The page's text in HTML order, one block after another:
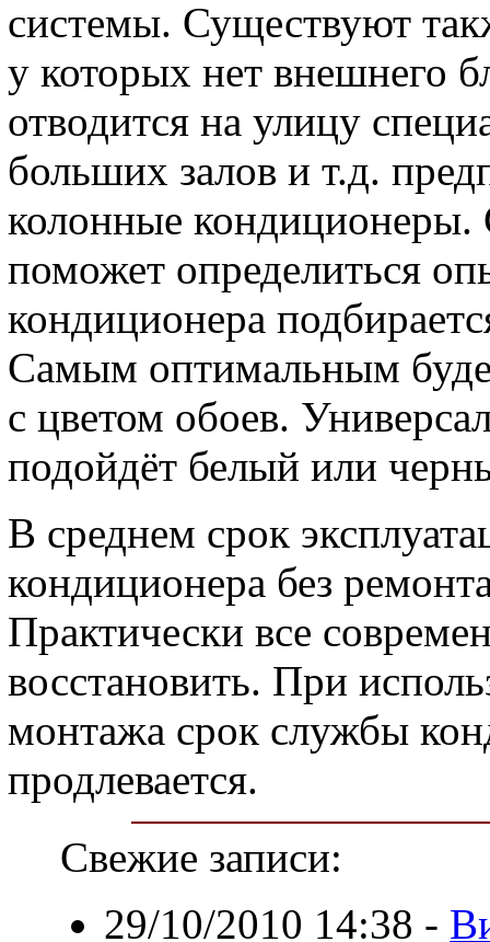
системы. Существуют
у которых нет внешнего
отводится на улицу
больших залов и т.д.
колонные
поможет определиться
кондиционера
Самым оптимальным
с цветом обоев.
подойдёт белый или
В среднем срок
кондиционера без
Практически все
восстановить. При
монтажа срок службы
продлевается.
Свежие записи:
29/10/2010 14:38 -